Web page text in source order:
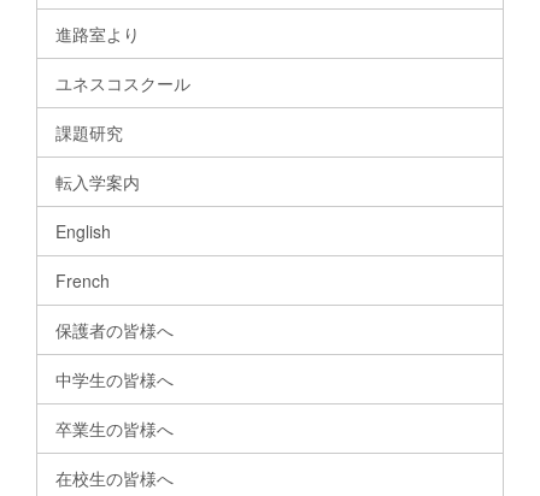
進路室より
ユネスコスクール
課題研究
転入学案内
English
French
保護者の皆様へ
中学生の皆様へ
卒業生の皆様へ
在校生の皆様へ